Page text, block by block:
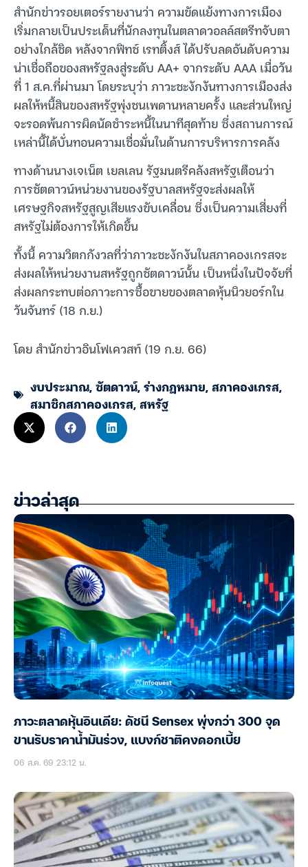
สำนักข่าวรอยเตอร์รายงานว่า ความขัดแย้งทางการเมือง
เริ่มกลายเป็นประเด็นที่นักลงทุนในตลาดวอลล์สตรีทจับตา
อย่างใกล้ชิด หลังจากฟิทช์ เรทติ้งส์ ได้ปรับลดอันดับความ
น่าเชื่อถือของสหรัฐลงสู่ระดับ AA+ จากระดับ AAA เมื่อวัน
ที่ 1 ส.ค.ที่ผ่านมา โดยระบุว่า ภาวะชะงักงันทางการเมืองส่ง
ผลให้หนี้สินของสหรัฐพุ่งชนเพดานหลายครั้ง และส่วนใหญ่
จะรอดพ้นการผิดนัดชำระหนี้ในนาทีสุดท้าย ซึ่งสถานการณ์
เหล่านี้ได้บั่นทอนความเชื่อมั่นในด้านการบริหารการคลัง
ทางด้านนางเจเน็ต เยลเลน รัฐมนตรีคลังสหรัฐเตือนว่า
การชัตดาวน์หน่วยงานของรัฐบาลสหรัฐจะส่งผลให้
เศรษฐกิจสหรัฐสูญเสียแรงขับเคลื่อน ซึ่งเป็นความเสี่ยงที่
สหรัฐไม่ต้องการให้เกิดขึ้น
ทั้งนี้ ความวิตกกังวลที่ว่าภาวะชะงักงันในสภาคองเกรสจะ
ส่งผลให้หน่วยงานสหรัฐถูกชัตดาวน์นั้น เป็นหนึ่งในปัจจัยที่
ส่งผลกระทบต่อภาวะการซื้อขายของตลาดหุ้นนิวยอร์กใน
วันจันทร์ (18 ก.ย.)
โดย สำนักข่าวอินโฟเควสท์ (19 ก.ย. 66)
งบประมาณ,ชัตดาวน์,ร่างกฎหมาย,สภาคองเกรส,
สมาชิกสภาคองเกรส,สหรัฐ
ข่าวล่าสุด
ภาวะตลาดหุ้นอินเดีย: ดัชนี Sensex พุ่งกว่า 300 จุด
ขานรับราคาน้ำมันร่วง, แบงก์ชาติคงดอกเบี้ย
06 ส.ค. 69 23:12 น.